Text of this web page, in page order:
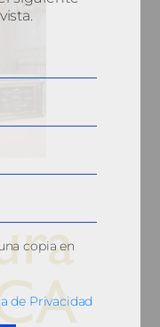
copia en
de Privacidad